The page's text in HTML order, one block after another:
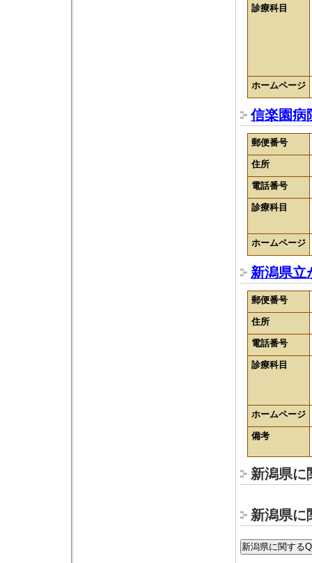
診療科目
ホームページ
信楽園病
郵便番号
住所
電話番号
診療科目
ホームページ
新潟県立
郵便番号
住所
電話番号
診療科目
ホームページ
備考
新潟県に
新潟県に